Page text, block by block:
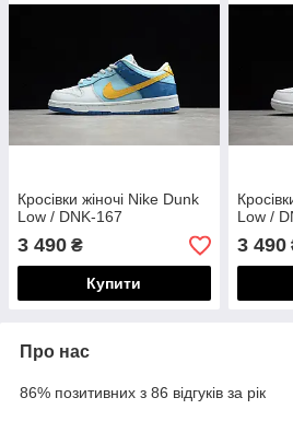
Кросівки жіночі Nike Dunk
Low / DNK-167
3 490 ₴
Купити
Low /
3 490
Про нас
86% позитивних з 86 відгуків за рік